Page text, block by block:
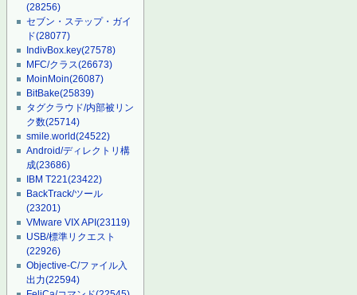
(28256)
セブン・ステップ・ガイ
ド(28077)
IndivBox.key(27578)
MFC/クラス(26673)
MoinMoin(26087)
BitBake(25839)
タグクラウド/内部被リン
ク数(25714)
smile.world(24522)
Android/ディレクトリ構
成(23686)
IBM T221(23422)
BackTrack/ツール
(23201)
VMware VIX API(23119)
USB/標準リクエスト
(22926)
Objective-C/ファイル入
出力(22594)